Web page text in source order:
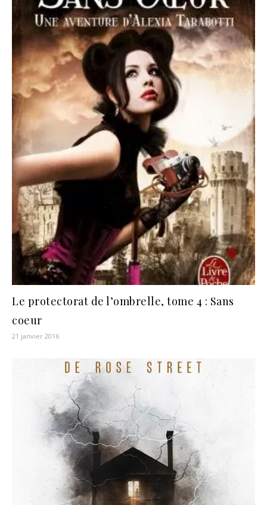
Le protectorat de l’ombrelle, tome 4 : Sans
coeur
21 janvier 2016